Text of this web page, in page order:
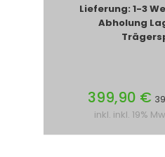
Lieferung: 1-3
Abholung
399,90 €
inkl. inkl. 19%